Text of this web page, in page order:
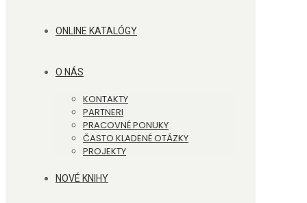
ONLINE KATALÓGY
O NÁS
KONTAKTY
PARTNERI
PRACOVNÉ PONUKY
ČASTO KLADENÉ OTÁZKY
PROJEKTY
NOVÉ KNIHY